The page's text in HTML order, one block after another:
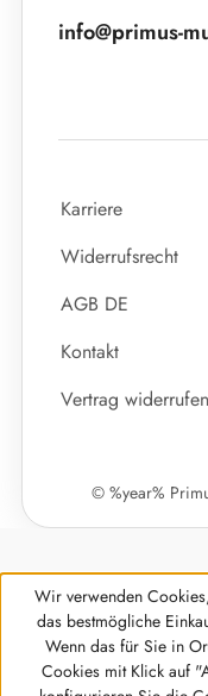
info@primus-
Karriere
Widerrufsrecht
AGB DE
Kontakt
Vertrag widerrufen
© %year%
Wir verwenden
das bestmögliche
Wenn das für Sie in
Cookies mit Klick auf